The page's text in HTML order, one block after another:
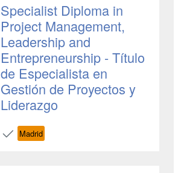
Specialist Diploma in
Project Management,
Leadership and
Entrepreneurship - Título
de Especialista en
Gestión de Proyectos y
Liderazgo
Madrid